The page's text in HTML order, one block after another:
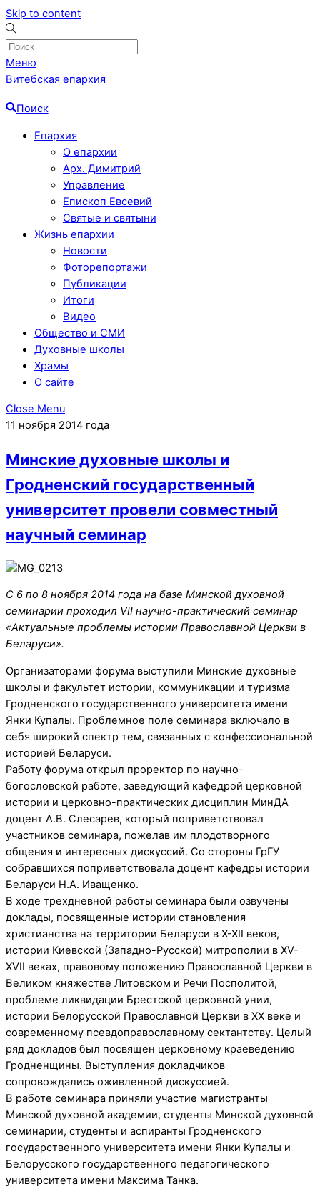
Skip to content
Меню
Витебская епархия
Поиск
Епархия
О епархии
Арх. Димитрий
Управление
Епископ Евсевий
Святые и святыни
Жизнь епархии
Новости
Фоторепортажи
Публикации
Итоги
Видео
Общество и СМИ
Духовные школы
Храмы
О сайте
Close Menu
11 ноября 2014 года
Минские духовные школы и
Гродненский государственный
университет провели совместный
научный семинар
С 6 по 8 ноября 2014 года на базе Минской духовной
семинарии проходил VII научно-практический семинар
«Актуальные проблемы истории Православной Церкви в
Беларуси».
Организаторами форума выступили Минские духовные
школы и факультет истории, коммуникации и туризма
Гродненского государственного университета имени
Янки Купалы. Проблемное поле семинара включало в
себя широкий спектр тем, связанных с конфессиональной
историей Беларуси.
Работу форума открыл проректор по научно-
богословской работе, заведующий кафедрой церковной
истории и церковно-практических дисциплин МинДА
доцент А.В. Слесарев, который поприветствовал
участников семинара, пожелав им плодотворного
общения и интересных дискуссий. Со стороны ГрГУ
собравшихся поприветствовала доцент кафедры истории
Беларуси Н.А. Иващенко.
В ходе трехдневной работы семинара были озвучены
доклады, посвященные истории становления
христианства на территории Беларуси в X-XII веков,
истории Киевской (Западно-Русской) митрополии в XV-
XVII веках, правовому положению Православной Церкви в
Великом княжестве Литовском и Речи Посполитой,
проблеме ликвидации Брестской церковной унии,
истории Белорусской Православной Церкви в ХХ веке и
современному псевдоправославному сектантству. Целый
ряд докладов был посвящен церковному краеведению
Гродненщины. Выступления докладчиков
сопровождались оживленной дискуссией.
В работе семинара приняли участие магистранты
Минской духовной академии, студенты Минской духовной
семинарии, студенты и аспиранты Гродненского
государственного университета имени Янки Купалы и
Белорусского государственного педагогического
университета имени Максима Танка.